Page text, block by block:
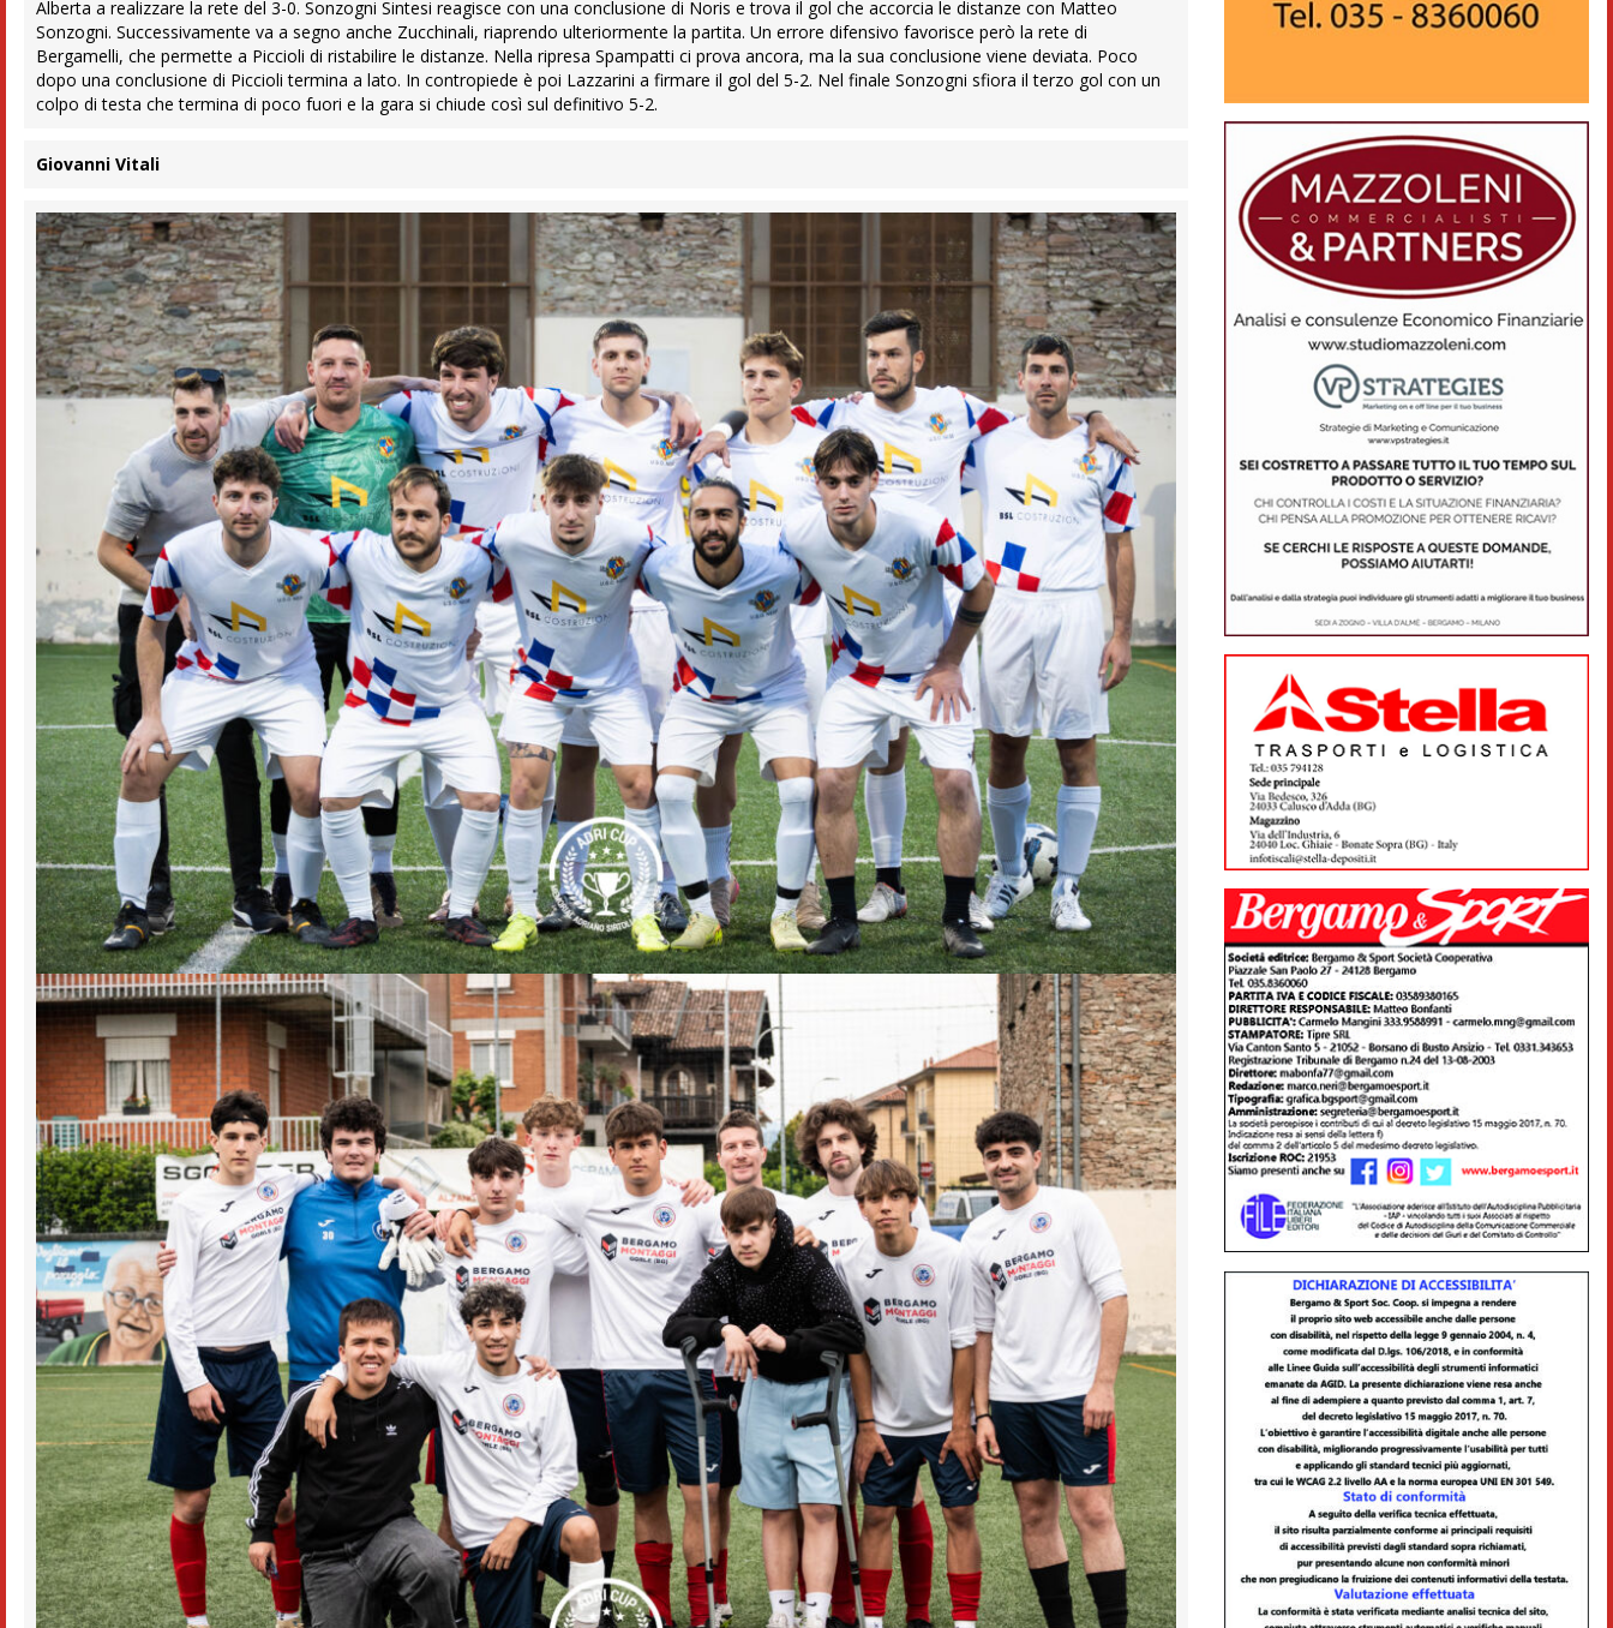
Alberta a realizzare la rete del 3-0. Sonzogni Sintesi reagisce con una conclusione di Noris e trova il gol che accorcia le distanze con Matteo
Sonzogni. Successivamente va a segno anche Zucchinali, riaprendo ulteriormente la partita. Un errore difensivo favorisce però la rete di
Bergamelli, che permette a Piccioli di ristabilire le distanze. Nella ripresa Spampatti ci prova ancora, ma la sua conclusione viene deviata. Poco
dopo una conclusione di Piccioli termina a lato. In contropiede è poi Lazzarini a firmare il gol del 5-2. Nel finale Sonzogni sfiora il terzo gol con un
colpo di testa che termina di poco fuori e la gara si chiude così sul definitivo 5-2.
Giovanni Vitali